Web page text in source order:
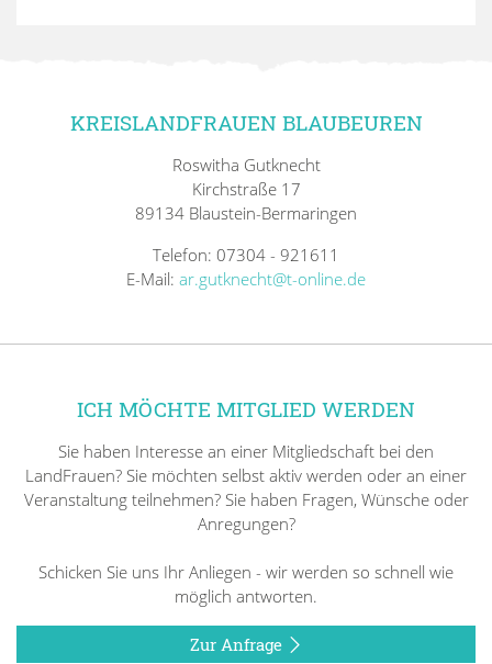
KREISLANDFRAUEN BLAUBEUREN
Roswitha Gutknecht
Kirchstraße 17
89134 Blaustein-Bermaringen
Telefon: 07304 - 921611
E-Mail: ar.gutknecht@t-online.de
ICH MÖCHTE MITGLIED WERDEN
Sie haben Interesse an einer Mitgliedschaft bei den
LandFrauen? Sie möchten selbst aktiv werden oder an einer
Veranstaltung teilnehmen? Sie haben Fragen, Wünsche oder
Anregungen?
Schicken Sie uns Ihr Anliegen - wir werden so schnell wie
möglich antworten.
Zur Anfrage